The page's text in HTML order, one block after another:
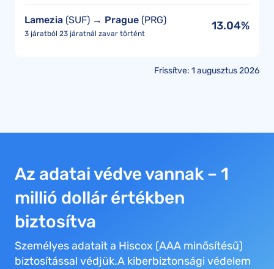
Lamezia (SUF) → Prague (PRG)
3 járatból 23 járatnál zavar történt
13.04%
Frissítve: 1 augusztus 2026
Az adatai védve vannak – 1
millió dollár értékben
biztosítva
Személyes adatait a Hiscox (AAA minősítésű)
biztosítással védjük.A kiberbiztonsági védelem